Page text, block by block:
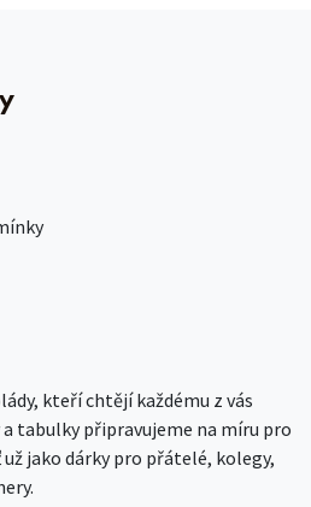
kteří chtějí každému z vás
tabulky připravujeme na míru pro
jako dárky pro přátelé, kolegy,